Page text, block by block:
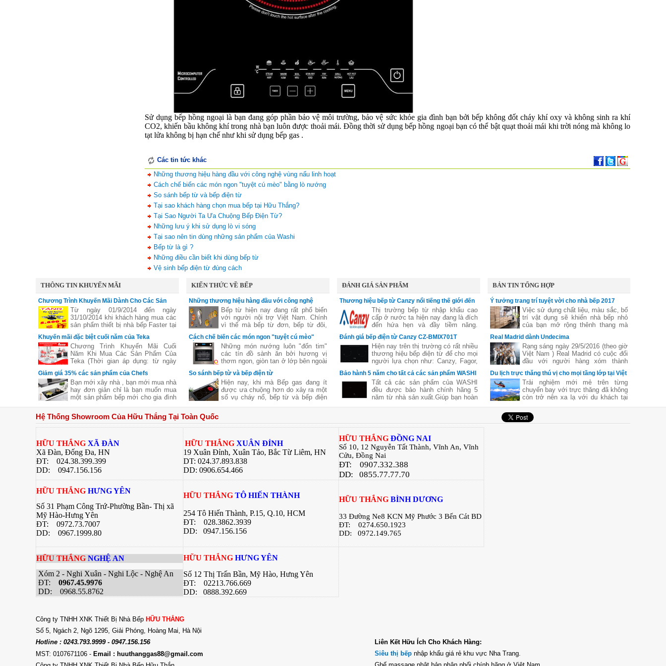
Sử dụng bếp hồng ngoại là bạn đang góp phần bảo vệ môi trường, bảo vệ sức khỏe gia đình bạn bởi bếp không đốt cháy khí oxy và không sinh ra khí
CO2, khiến bầu không khí trong nhà bạn luôn được thoải mái. Đồng thời sử dụng bếp hồng ngoại bạn có thể bật quạt thoải mái khi trời nóng mà không lo
tạt lửa không bị hạn chế như khi sử dụng bếp gas .
Các tin tức khác
Những thương hiệu hàng đầu với công nghệ vùng nấu linh hoạt
Cách chế biến các món ngon "tuyệt cú mèo" bằng lò nướng
So sánh bếp từ và bếp điện từ
Tại sao khách hàng chọn mua bếp tại Hữu Thắng?
Tại Sao Người Ta Ưa Chuộng Bếp Điện Từ?
Những lưu ý khi sử dụng lò vi sóng
Tại sao nên tin dùng những sản phẩm của Washi
Bếp từ là gì ?
Những điều cần biết khi dùng bếp từ
Vệ sinh bếp điện từ đúng cách
THÔNG TIN KHUYẾN MÃI
Chương Trình Khuyến Mãi Dành Cho Các Sản
Phẩm FasterTừ ngày 01/9/2014 đến ngày
31/10/2014 khi khách hàng mua các
sản phẩm thiết bị nhà bếp Faster tại
các đại lý của bếp gas Hữu Thắng
sẽ nhận được những phần quà hấp
dẫn, chi tiết xem thêm..
Khuyến mãi đặc biệt cuối năm của Teka
Chương Trình Khuyến Mãi Cuối
Năm Khi Mua Các Sản Phẩm Của
Teka (Thời gian áp dụng: từ ngày
11/11 đến hết ngày 27/12/2016)
Giảm giá 35% các sản phẩm của Chefs
Bạn mới xây nhà , bạn mới mua nhà
hay đơn giản chỉ là bạn muốn mua
một sản phẩm bếp mới cho gia đình
hãng nào tốt cả về giá về chất
lượng .Hãy để chúng tôi gợi ý cho
bạn một thương hiệu của Việt Nam
Âu đó là
KIẾN THỨC VỀ BẾP
Những thương hiệu hàng đầu với công nghệ
vùng nấu linh hoạtBếp từ hiện nay đang rất phổ biến
với người nội trợ Việt Nam. Chính
vì thế mà bếp từ đơn, bếp từ đôi,
bếp từ ba,...đã không còn xa lạ. Tuy
nhiên
Cách chế biến các món ngon "tuyệt cú mèo"
bằng lò nướngNhững món nướng luôn "đốn tim"
các tín đồ sành ăn bởi hương vị
thơm ngon, giòn tan ở lớp bên ngoài
nhưng lại chín mềm, ngon ngọt và
giữ nguyên được chất dinh dưỡng
của thực phẩm. Sử dụng lò nướng
giúp bạn chế biến được nhiều món
ngon khác nhau mà không tốn quá
nhiều công sức. Không cần phải ra
So sánh bếp từ và bếp điện từ
Hiện nay, khi mà Bếp gas đang ít
được ưa chuộng hơn do xảy ra một
số vụ cháy nổ, bếp từ và bếp điện
riêng. Bài viết sau đây của bếp Hữu
về 2 dòng sản phẩm này giúp các
bạn có sự lựa chọn tốt nhất cho căn
bếp của gia đình mình .
ĐÁNH GIÁ SẢN PHẨM
Thương hiệu bếp từ Canzy nổi tiếng thế giới đến
từ Italia
Thị trường bếp từ nhập khẩu cao
cấp ở nước ta hiện nay đang là đích
đến hứa hẹn và đầy tiềm năng.
Chính vì thế mà không có gì lạ khi
một vài năm trở lại đây, thị trường
Việt ồ ạt xuất hiện các thương hiệu
bếp từ nổi tiếng trên thế giới như
Taka, washi, Giovani,...
Đánh giá bếp điện từ Canzy CZ-BMIX701T
Hiện nay trên thị trường có rất nhiều
thương hiệu bếp điện từ để cho mọi
người lựa chọn như: Canzy, Fagor,
Chefs, Brandt, Taka... Nòi về dòng
bếp điện từ, trước hết phải nói tới
thương hiệu Canzy. Đây là sản
phẩm nhập khẩu từ Italia - một
thương hiệu nổi tiếng toàn cầu được
đông đảo người tiêu dùng ưa thích
Bảo hành 5 năm cho tất cả các sản phẩm WASHI
Tất cả các sản phẩm của WASHI
đều được bảo hành chính hãng 5
năm từ nhà sản xuất.Giúp bạn hoàn
BẢN TIN TỔNG HỢP
Ý tưởng trang trí tuyệt vời cho nhà bếp 2017
Việc sử dụng chất liệu, màu sắc, bố
trí vật dụng sẽ khiến nhà bếp nhỏ
của bạn mở rộng thênh thang mà
không tốn quá nhiều thời gian, công
sức. Nếu bạn đang tìm kiếm những
ý tưởng đầy cảm hứng để trang trí
cho căn bếp của ban, hãy duyệt qua
bộ sưu tập sáng tạo dưới đây và
bạn sẽ có cảm hứng thiết kế nhà
bếp ngay thôi!
Real Madrid dành Undecima
Rạng sáng ngày 29/5/2016 (theo giờ
Việt Nam ) Real Madrid có cuộc đối
đầu với người hàng xóm thành
Madrid Atletico .
Du lịch trực thăng thú vị cho mọi tầng lớp tại Việt
Nam
Trải nghiệm mới mẻ trên từng
chuyến bay với trực thăng đã không
còn trở nên xa lạ với du khách tại
với mức giá hợp lý.
Hệ Thống Showroom Của Hữu Thắng Tại Toàn Quốc
HỮU THẮNG XÃ ĐÀN
Xã Đàn, Đống Đa, HN
ĐT: 024.38.399.399
DD: 0947.156.156
HỮU THẮNG XUÂN ĐỈNH
19 Xuân Đỉnh, Xuân Tảo, Bắc Từ Liêm, HN
DT: 024.37.893.838
DD: 0906.654.466
HỮU THẮNG ĐỒNG NAI
Số 10, 12 Nguyễn Tất Thành, Vĩnh An, Vĩnh
Cửu, Đồng Nai
ĐT:
0907.332.388
DD: 0855.77.77.70
HỮU THẮNG HƯNG YÊN
Số 31 Phạm Công Trứ-Phường Bần- Thị xã
Mỹ Hào-Hưng Yên
ĐT: 0972.73.7007
DD: 0967.1999.80
HỮU THẮNG TÔ HIẾN THÀNH
254 Tô Hiến Thành, P.15, Q.10, HCM
ĐT:
028.3862.3939
DD: 0947.156.156
HỮU THẮNG BÌNH DƯƠNG
33 Đường Ne8 KCN Mỹ Phước 3 Bến Cát BD
ĐT:
0274.650.1923
DD: 0972.149.765
HỮU THẮNG NGHỆ AN
Xóm 2 - Nghi Xuân - Nghi Lộc - Nghệ An
ĐT: 0967.45.9976
DD: 0968.55.8762
HỮU THẮNG HƯNG YÊN
Số 12 Thị Trấn Bần, Mỹ Hào, Hưng Yên
ĐT: 02213.766.669
DD: 0888.392.669
Công ty TNHH XNK Thiết Bị Nhà Bếp HỮU THẮNG
Số 5, Ngách 2, Ngõ 1295, Giải Phóng, Hoàng Mai, Hà Nội
Hotline : 0243.793.9999 - 0947.156.156
MST: 0107671106 - Email : huuthanggas88@gmail.com
Liên Kết Hữu Ích Cho Khách Hàng:
Siêu thị bếp nhập khẩu giá rẻ khu vực Nha Trang.